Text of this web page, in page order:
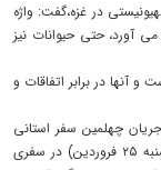
در غزه،گفت: واژه
آورد، حتی حیوانات نیز
آنها در برابر اتفاقات و
چهلمین سفر استانی
خود، از ابتدای تصدی ریاست دستگاه قضا، صبح امروز (دوشنبه ۲۵ فروردین) در سفری